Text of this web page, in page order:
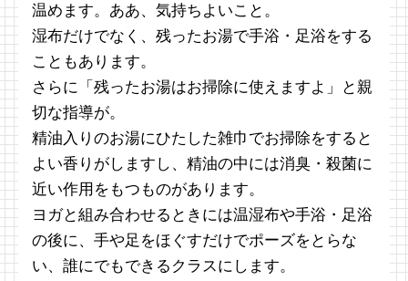
温めます。ああ、気持ちよいこと。
湿布だけでなく、残ったお湯で手浴・足浴をする
こともあります。
さらに「残ったお湯はお掃除に使えますよ」と親
切な指導が。
精油入りのお湯にひたした雑巾でお掃除をすると
よい香りがしますし、精油の中には消臭・殺菌に
近い作用をもつものがあります。
ヨガと組み合わせるときには温湿布や手浴・足浴
の後に、手や足をほぐすだけでポーズをとらな
い、誰にでもできるクラスにします。